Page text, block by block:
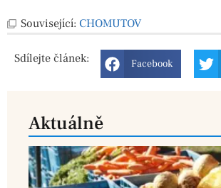
Související: CHOMUTOV
Sdílejte článek: Facebook
Aktuálně